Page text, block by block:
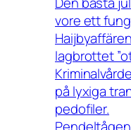
vore ett
lagbrottet
på lyxiga
pedofiler.